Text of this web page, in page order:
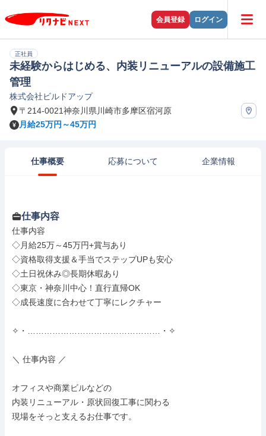
会員登録 ログイン
正社員
未経験からはじめる、内装リニューアルの設備施工
管理
株式会社ビルドアップ
〒214-0021神奈川県川崎市多摩区宿河原
月給25万円～45万円
仕事概要 応募について 企業情報
仕事内容
仕事内容
◇月給25万～45万円+賞与あり
◇資格取得支援＆手当でステップUPも安心
◇土日祝休み◎長期休暇あり
◇東京・神奈川中心！直行直帰OK
◇成長速度に合わせて丁寧にレクチャー
✧・…………………………………………・✧
＼ 仕事内容 ／
オフィスや商業ビルなどの
内装リニューアル・原状回復工事に関わる
現場をそっと支えるお仕事です。